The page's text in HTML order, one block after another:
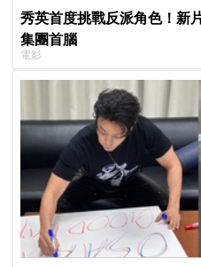
秀英首度挑戰反派角色！新
集團首腦
電影